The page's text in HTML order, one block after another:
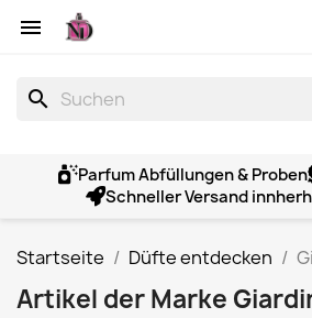

search
Parfum Abfüllungen & Proben
Schneller Versand
Startseite Düfte entdecken
Artikel der Marke